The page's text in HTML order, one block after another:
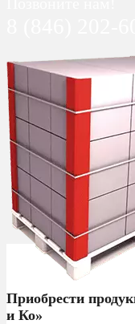
Приобрести
и Ко»